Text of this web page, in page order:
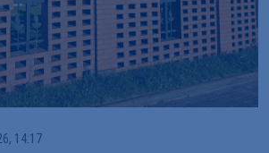
14:17